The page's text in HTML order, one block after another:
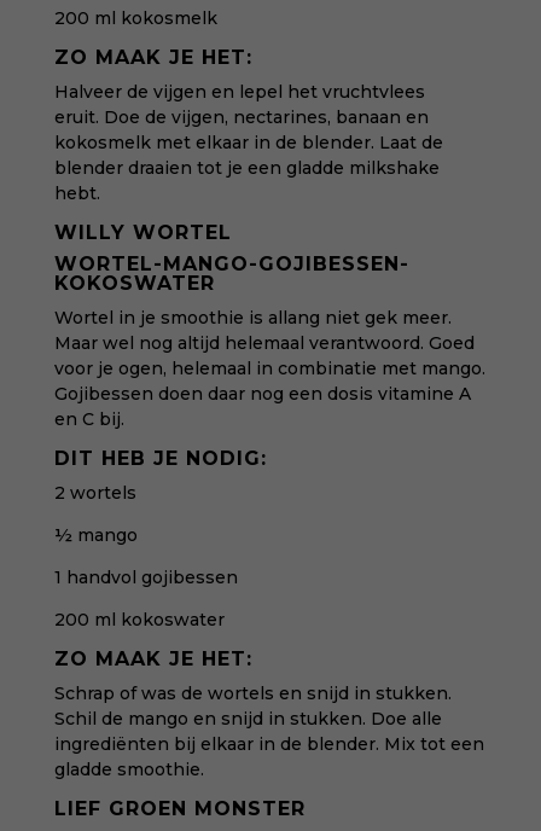
200 ml kokosmelk
ZO MAAK JE HET:
Halveer de vijgen en lepel het vruchtvlees
eruit. Doe de vijgen, nectarines, banaan en
kokosmelk met elkaar in de blender. Laat de
blender draaien tot je een gladde milkshake
hebt.
WILLY WORTEL
WORTEL-MANGO-GOJIBESSEN-
KOKOSWATER
Wortel in je smoothie is allang niet gek meer.
Maar wel nog altijd helemaal verantwoord. Goed
voor je ogen, helemaal in combinatie met mango.
Gojibessen doen daar nog een dosis vitamine A
en C bij.
DIT HEB JE NODIG:
2 wortels
½ mango
1 handvol gojibessen
200 ml kokoswater
ZO MAAK JE HET:
Schrap of was de wortels en snijd in stukken.
Schil de mango en snijd in stukken. Doe alle
ingrediënten bij elkaar in de blender. Mix tot een
gladde smoothie.
LIEF GROEN MONSTER